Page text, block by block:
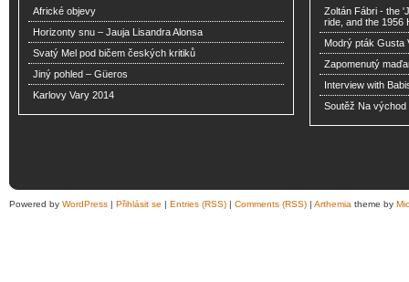
Africké objevy
Horizonty snu – Jauja Lisandra Alonsa
Svatý Mel pod bičem českých kritiků
Jiný pohled – Güeros
Karlovy Vary 2014
Zoltán Fábri - the
ride, and the 1956
Modrý pták Gusta
Zapomenutý
Interview with
Soutěž Na východ
Powered by WordPress | Přihlásit se | Entries (RSS) | Comments (RSS) | Arthemia theme by